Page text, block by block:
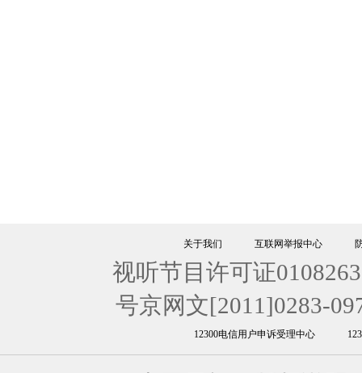
关于我们 互联网举报中心
视听节目许可证0108263
号京网文[2011]0283-
12300电信用户申诉受理中心